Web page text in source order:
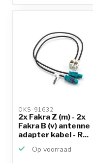
OKS-91632
2x Fakra Z (m) - 2x
Fakra B (v) antenne
adapter kabel - R...
Op voorraad